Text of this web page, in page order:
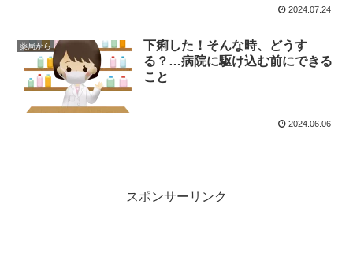
2024.07.24
薬局から
下痢した！そんな時、どうす
る？…病院に駆け込む前にできる
こと
2024.06.06
スポンサーリンク